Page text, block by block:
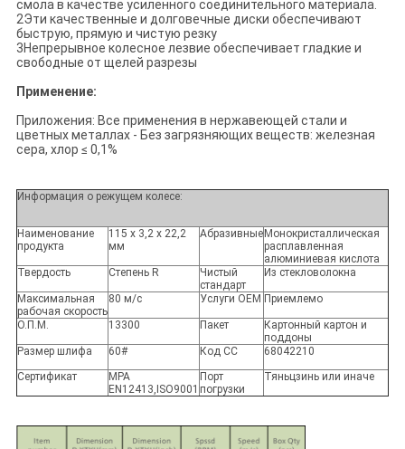
смола в качестве усиленного соединительного материала.
2Эти качественные и долговечные диски обеспечивают
быструю, прямую и чистую резку
3Непрерывное колесное лезвие обеспечивает гладкие и
свободные от щелей разрезы
Применение:
Приложения: Все применения в нержавеющей стали и
цветных металлах - Без загрязняющих веществ: железная
сера, хлор ≤ 0,1%
Информация о режущем колесе:
Наименование
продукта
115 х 3,2 х 22,2
мм
Абразивные Монокристаллическая
расплавленная
алюминиевая кислота
Твердость
Степень R
Чистый
стандарт
Из стекловолокна
Максимальная
рабочая скорость
80 м/с Услуги OEM Приемлемо
О.П.М. 13300 Пакет
Картонный картон и
поддоны
Размер шлифа
60# Код СС
68042210
Сертификат
MPA
EN12413,ISO9001
Порт
погрузки
Тяньцзинь или иначе